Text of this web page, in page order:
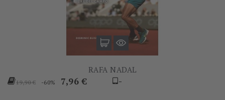
RAFA NADAL
Prezzo
19,90 € -60% Prezzo
7,96 € -